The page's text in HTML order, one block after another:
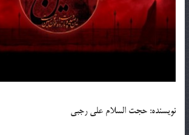
نويسنده: حجت السلام علي رجبي